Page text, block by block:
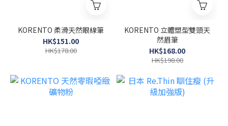
KORENTO 柔滑天然眼線筆
HK$151.00
HK$178.00
KORENTO 立體塑型雙頭天
然眉筆
HK$168.00
HK$198.00